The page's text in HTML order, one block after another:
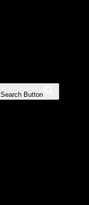
Search Button